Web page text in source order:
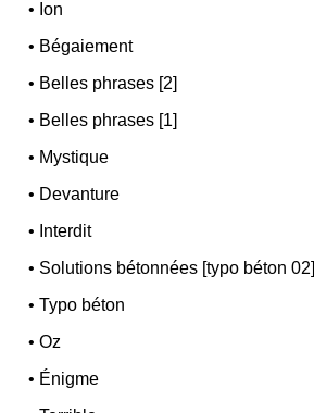
• Ion
• Bégaiement
• Belles phrases [2]
• Belles phrases [1]
• Mystique
• Devanture
• Interdit
• Solutions bétonnées [typo béton 02]
•Typo béton
•Oz
• Énigme